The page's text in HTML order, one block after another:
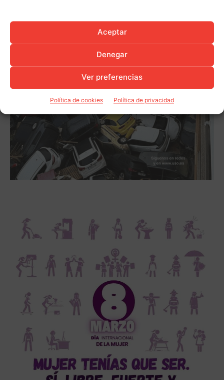
Aceptar
Denegar
Ver preferencias
Política de cookies Política de privacidad